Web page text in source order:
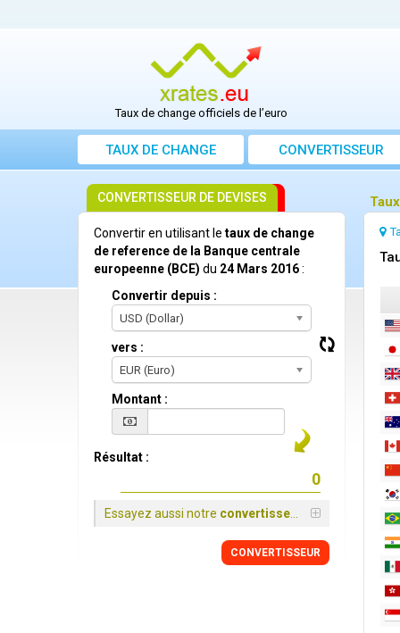
Taux de change officiels de l’euro
TAUX DE CHANGE CONVERTISSEUR
CONVERTISSEUR DE DEVISES
Convertir en utilisant le taux de change
de reference de la Banque centrale
europeenne (BCE) du 24 Mars 2016:
Convertir depuis :
USD (Dollar)
vers :
EUR (Euro)
Montant :
Résultat :
Essayez aussi notre convertisseur
CONVERTISSEUR